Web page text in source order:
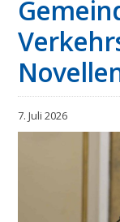
7. Juli 2026